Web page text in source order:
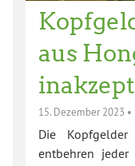
aus
15. Dezember 2023 •
Die
entbehren jeder